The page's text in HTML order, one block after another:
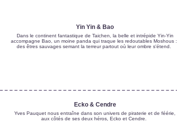
Yin Yin & Bao
Dans le continent fantastique de Taichen, la belle et intrépide Yin-Yin
accompagne Bao, un moine panda qui traque les redoutables Moshous :
des êtres sauvages semant la terreur partout où leur ombre s'étend.
Ecko & Cendre
Yves Pauquet nous entraîne dans son univers de piraterie et de féérie,
aux côtés de ses deux héros, Ecko et Cendre.